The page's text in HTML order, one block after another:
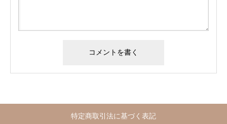
特定商取引法に基づく表記